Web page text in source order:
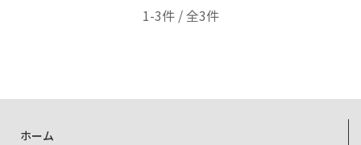
1-3件 / 全3件
ホーム